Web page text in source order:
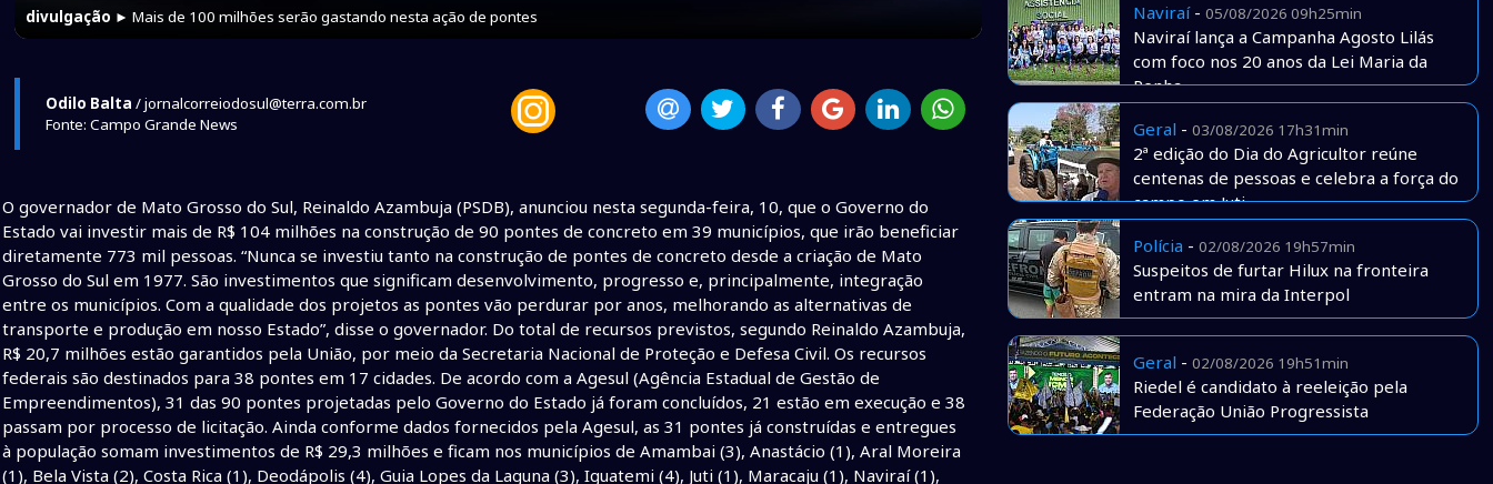
divulgação ► Mais de 100 milhões serão gastando nesta ação de pontes
Odilo Balta / jornalcorreiodosul@terra.com.br
Fonte: Campo Grande News
O governador de Mato Grosso do Sul, Reinaldo Azambuja (PSDB), anunciou nesta segunda-feira, 10, que o Governo do
Estado vai investir mais de R$ 104 milhões na construção de 90 pontes de concreto em 39 municípios, que irão beneficiar
diretamente 773 mil pessoas. “Nunca se investiu tanto na construção de pontes de concreto desde a criação de Mato
Grosso do Sul em 1977. São investimentos que significam desenvolvimento, progresso e, principalmente, integração
entre os municípios. Com a qualidade dos projetos as pontes vão perdurar por anos, melhorando as alternativas de
transporte e produção em nosso Estado”, disse o governador. Do total de recursos previstos, segundo Reinaldo Azambuja,
R$ 20,7 milhões estão garantidos pela União, por meio da Secretaria Nacional de Proteção e Defesa Civil. Os recursos
federais são destinados para 38 pontes em 17 cidades. De acordo com a Agesul (Agência Estadual de Gestão de
Empreendimentos), 31 das 90 pontes projetadas pelo Governo do Estado já foram concluídos, 21 estão em execução e 38
passam por processo de licitação. Ainda conforme dados fornecidos pela Agesul, as 31 pontes já construídas e entregues
à população somam investimentos de R$ 29,3 milhões e ficam nos municípios de Amambai (3), Anastácio (1), Aral Moreira
(1), Bela Vista (2), Costa Rica (1), Deodápolis (4), Guia Lopes da Laguna (3), Iguatemi (4), Juti (1), Maracaju (1), Naviraí (1),
Naviraí- 05/08/2026 09h25min
Naviraí lança a Campanha Agosto Lilás
com foco nos 20 anos da Lei Maria da
Penha
Geral - 03/08/2026 17h31min
2ª edição do Dia do Agricultor reúne
centenas de pessoas e celebra a força do
campo em Juti
Polícia - 02/08/2026 19h57min
Suspeitos de furtar Hilux na fronteira
entram na mira da Interpol
Geral - 02/08/2026 19h51min
Riedel é candidato à reeleição pela
Federação União Progressista